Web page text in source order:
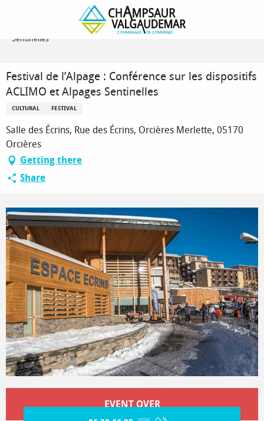
Festival de l’Alpage : Conférence sur les dispositifs ACLIMO et Alpages
Sentinelles
Festival de l’Alpage : Conférence sur les dispositifs
ACLIMO et Alpages Sentinelles
CULTURAL FESTIVAL
Salle des Écrins, Rue des Écrins, Orcières Merlette, 05170
Orcières
Getting there
Share
EVENT OVER